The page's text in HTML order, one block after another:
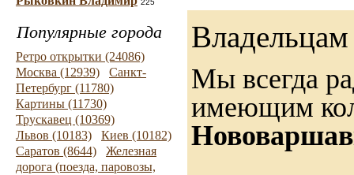
225
Популярные города
Ретро открытки (24086)
Москва (12939)
Санкт-
Петербург (11780)
Картины (11730)
Трускавец (10369)
Львов (10183)
Киев (10182)
Саратов (8644)
Железная
дорога (поезда, паровозы,
Мы всегда
имеющим